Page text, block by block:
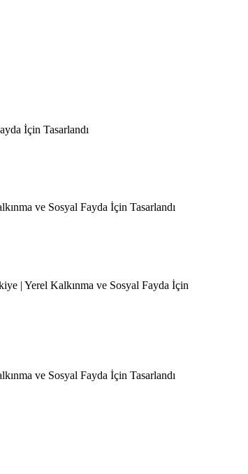
İçin Tasarlandı
ve Sosyal Fayda İçin Tasarlandı
| Yerel Kalkınma ve Sosyal Fayda İçin
ve Sosyal Fayda İçin Tasarlandı